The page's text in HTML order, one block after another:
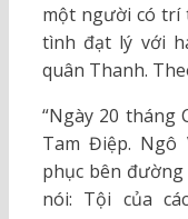
một người có trí
tình đạt lý với
quân Thanh.
“Ngày 20 tháng
Tam Điệp. Ngô
phục bên
nói: Tội của